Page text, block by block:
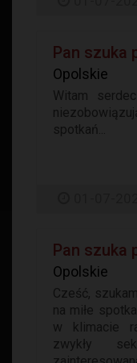
Pan szuka
Opolskie
Witam
spotkań...
Pan szuka
Opolskie
Cześć,
na miłe
w klimacie
zwykły